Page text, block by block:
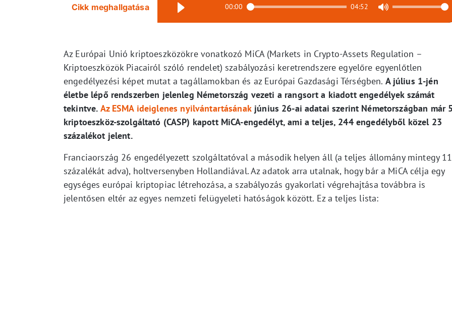
Cikk meghallgatása 00:00 04:52
Az Európai Unió kriptoeszközökre vonatkozó MiCA (Markets in Crypto-Assets Regulation –
Kriptoeszközök Piacairól szóló rendelet) szabályozási keretrendszere egyelőre egyenlőtlen
engedélyezési képet mutat a tagállamokban és az Európai Gazdasági Térségben. A július 1-jén
életbe lépő rendszerben jelenleg Németország vezeti a rangsort a kiadott engedélyek számát
tekintve. Az ESMA ideiglenes nyilvántartásánakjúnius 26-ai adatai szerint Németországban már
kriptoeszköz-szolgáltató (CASP) kapott MiCA-engedélyt, ami a teljes, 244 engedélyből közel 23
százalékot jelent.
Franciaország 26 engedélyezett szolgáltatóval a második helyen áll (a teljes állomány mintegy 11
százalékát adva), holtversenyben Hollandiával. Az adatok arra utalnak, hogy bár a MiCA célja egy
egységes európai kriptopiac létrehozása, a szabályozás gyakorlati végrehajtása továbbra is
jelentősen eltér az egyes nemzeti felügyeleti hatóságok között. Ez a teljes lista: